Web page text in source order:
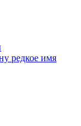
редкое имя